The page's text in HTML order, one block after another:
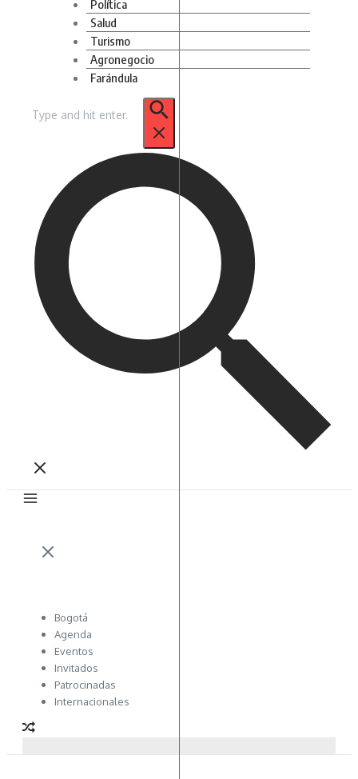
Política
Salud
Turismo
Agronegocio
Farándula
Bogotá
Agenda
Eventos
Invitados
Patrocinadas
Internacionales